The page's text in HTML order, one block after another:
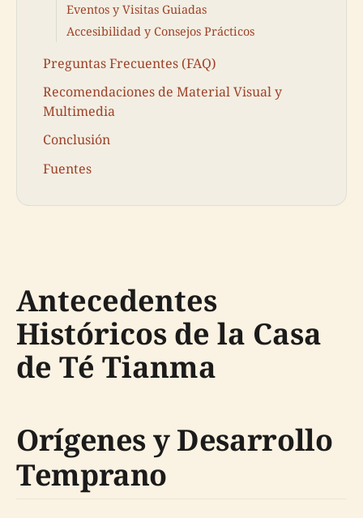
Eventos y Visitas Guiadas
Accesibilidad y Consejos Prácticos
Preguntas Frecuentes (FAQ)
Recomendaciones de Material Visual y
Multimedia
Conclusión
Fuentes
Antecedentes
Históricos de la Casa
de Té Tianma
Orígenes y Desarrollo
Temprano